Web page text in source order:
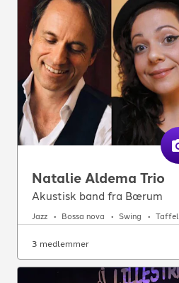
Natalie Aldema Trio
Akustisk band fra Bærum
Jazz Bossa nova Swing Taffel
3 medlemmer